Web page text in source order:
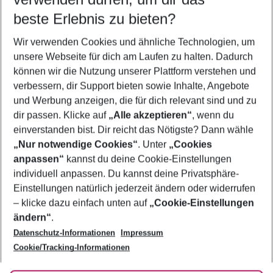
5-8 Nächte
2 Erwachsene Keine Kinder
Mehr Filter anzeigen
Footer
Footer navigation
Über uns
AGB
Bestpreisgarantie
Cookie-Einstellungen ändern
Cookie-Richtlinie
Agenturbetreuung
Barrierefreies Reisen
Folge uns
beste Erlebnis zu bieten?
Wir verwenden Cookies und ähnliche Technologien, um
unsere Webseite für dich am Laufen zu halten. Dadurch
können wir die Nutzung unserer Plattform verstehen und
verbessern, dir Support bieten sowie Inhalte, Angebote
und Werbung anzeigen, die für dich relevant sind und zu
dir passen. Klicke auf „Alle akzeptieren“, wenn du
einverstanden bist. Dir reicht das Nötigste? Dann wähle
„Nur notwendige Cookies“. Unter „Cookies
anpassen“ kannst du deine Cookie-Einstellungen
individuell anpassen. Du kannst deine Privatsphäre-
Einstellungen natürlich jederzeit ändern oder widerrufen
– klicke dazu einfach unten auf „Cookie-Einstellungen
ändern“.
Datenschutz-Informationen
Impressum
Cookie/Tracking-Informationen